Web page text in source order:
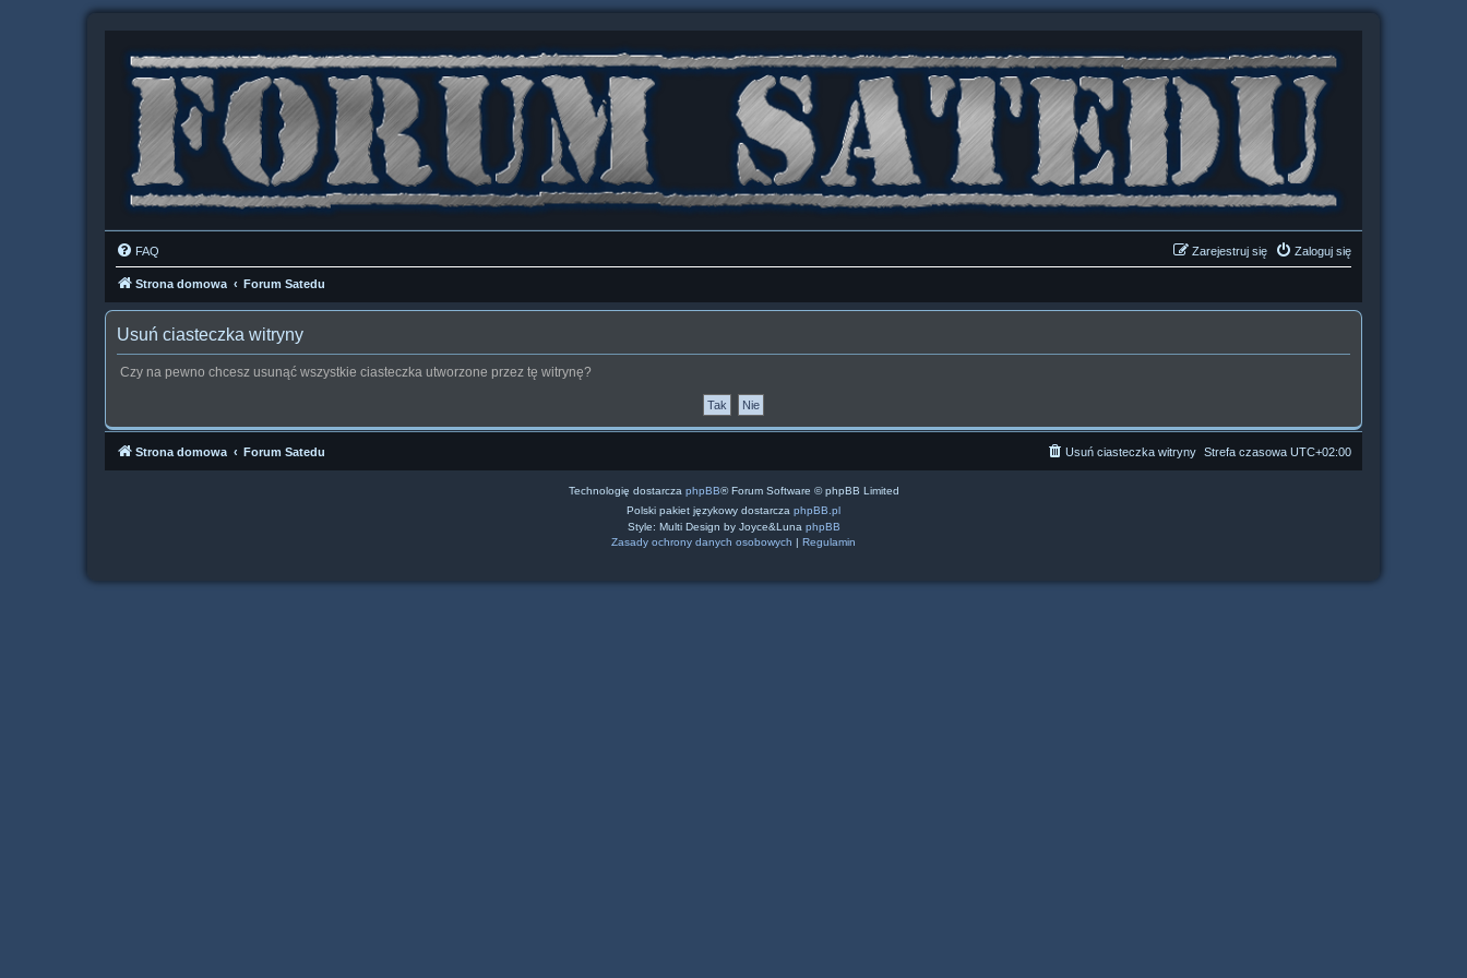
FAQ Zaloguj się
Zarejestruj się
Strona domowa Forum Satedu
Usuń ciasteczka witryny
Czy na pewno chcesz usunąć wszystkie ciasteczka utworzone przez tę witrynę?
Strona domowa Forum Satedu Strefa czasowa UTC+02:00
Usuń ciasteczka witryny
Technologię dostarcza phpBB® Forum Software © phpBB Limited
Polski pakiet językowy dostarcza phpBB.pl
Style: Multi Design by Joyce&Luna phpBB
Zasady ochrony danych osobowych | Regulamin